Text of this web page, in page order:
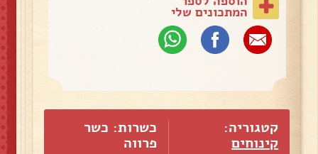
המתכונים שלי
קטגוריה:
קינוחים
כשרות: כשר
פרווה